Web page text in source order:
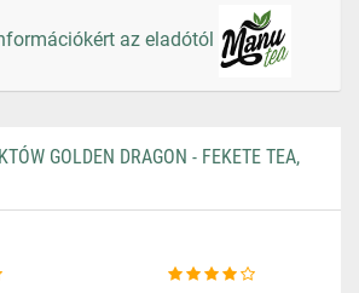
az eladótól
GOLDEN DRAGON - FEKETE TEA,